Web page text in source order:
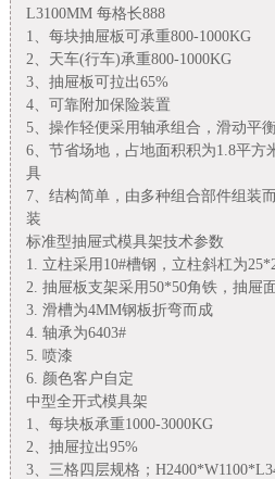
L3100MM 每格长888
1、每块抽屉板可承重800-1000KG
2、天车(行车)承重800-1000KG
3、抽屉板可拉出65%
4、可靠附加保险装置
5、操作轻便采用轴承组合，滑动平
6、节省场地，占地面积积为1.8平方
具
7、结构简单，由多种组合部件组装
装
标准型抽屉式模具架技术参数
1. 立柱采用10#槽钢，立柱斜杠为
2. 抽屉板支架采用50*50角铁，抽屉
3. 滑槽为4MM钢板折弯而成
4. 轴承为6403#
5. 喷漆
6. 颜色客户自定
中型全开式模具架
1、每块板承重1000-3000KG
2、抽屉拉出95%
3、三格四层规格；